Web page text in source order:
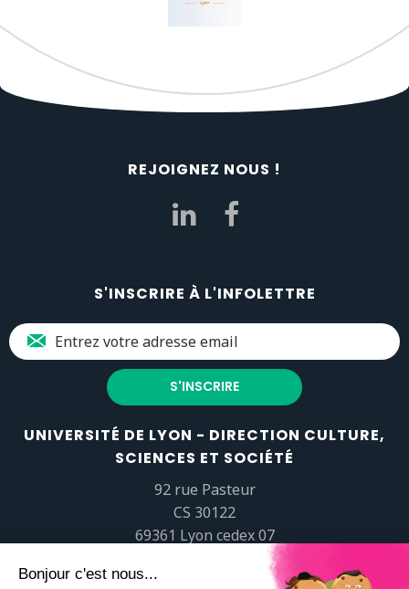
REJOIGNEZ NOUS !
S'INSCRIRE À L'INFOLETTRE
UNIVERSITÉ DE LYON - DIRECTION CULTURE,
SCIENCES ET SOCIÉTÉ
92 rue Pasteur
CS 30122
69361 Lyon cedex 07
popsciences@universite-lyon.fr
Tél.+33 (0)4 37 37 82 01